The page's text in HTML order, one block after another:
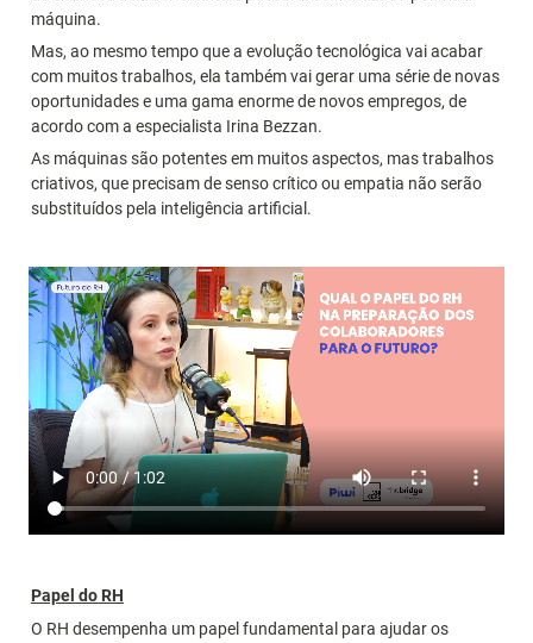
máquina.
Mas, ao mesmo tempo que a evolução tecnológica vai acabar
com muitos trabalhos, ela também vai gerar uma série de novas
oportunidades e uma gama enorme de novos empregos, de
acordo com a especialista Irina Bezzan.
As máquinas são potentes em muitos aspectos, mas trabalhos
criativos, que precisam de senso crítico ou empatia não serão
substituídos pela inteligência artificial.
Papel do RH
O RH desempenha um papel fundamental para ajudar os